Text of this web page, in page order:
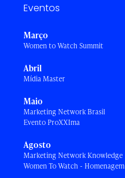
Eventos
Março
Women to Watch Summit
Abril
Mídia Master
Maio
Marketing Network Brasil
Evento ProXXIma
Agosto
Marketing Network Knowledge
Women To Watch - Homenagem